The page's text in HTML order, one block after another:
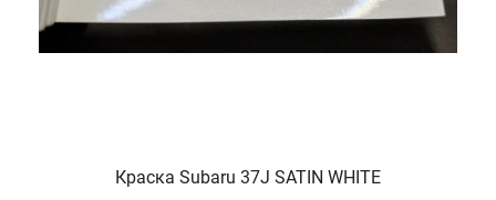
Краска Subaru 37J SATIN WHITE